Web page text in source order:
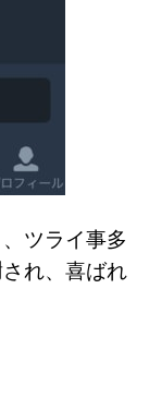
ツライ事多
れ、喜ばれ